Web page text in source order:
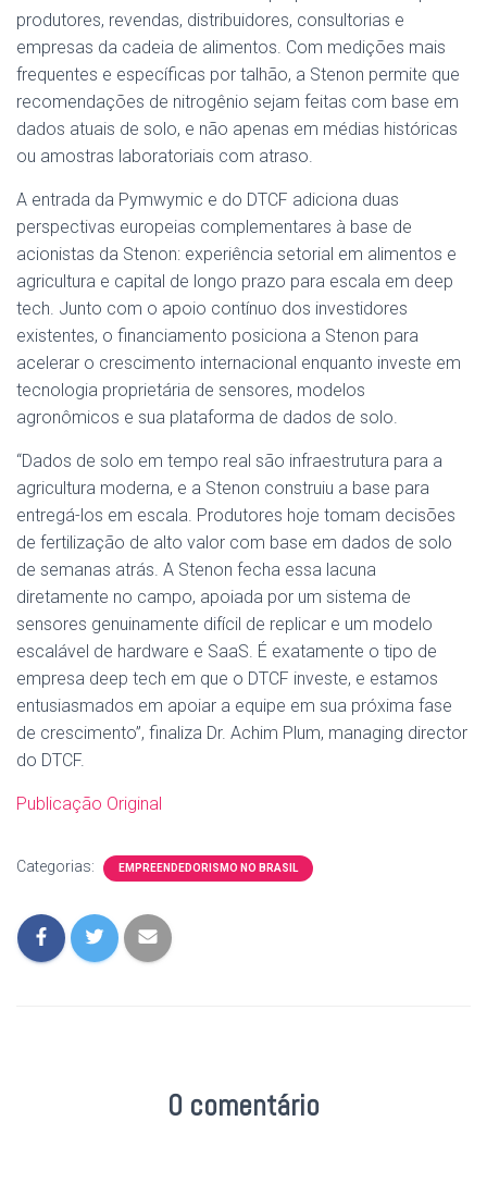
produtores, revendas, distribuidores, consultorias e
empresas da cadeia de alimentos. Com medições mais
frequentes e específicas por talhão, a Stenon permite que
recomendações de nitrogênio sejam feitas com base em
dados atuais de solo, e não apenas em médias históricas
ou amostras laboratoriais com atraso.
A entrada da Pymwymic e do DTCF adiciona duas
perspectivas europeias complementares à base de
acionistas da Stenon: experiência setorial em alimentos e
agricultura e capital de longo prazo para escala em deep
tech. Junto com o apoio contínuo dos investidores
existentes, o financiamento posiciona a Stenon para
acelerar o crescimento internacional enquanto investe em
tecnologia proprietária de sensores, modelos
agronômicos e sua plataforma de dados de solo.
“Dados de solo em tempo real são infraestrutura para a
agricultura moderna, e a Stenon construiu a base para
entregá-los em escala. Produtores hoje tomam decisões
de fertilização de alto valor com base em dados de solo
de semanas atrás. A Stenon fecha essa lacuna
diretamente no campo, apoiada por um sistema de
sensores genuinamente difícil de replicar e um modelo
escalável de hardware e SaaS. É exatamente o tipo de
empresa deep tech em que o DTCF investe, e estamos
entusiasmados em apoiar a equipe em sua próxima fase
de crescimento”, finaliza Dr. Achim Plum, managing director
do DTCF.
Publicação Original
Categorias: EMPREENDEDORISMO NO BRASIL
0 comentário